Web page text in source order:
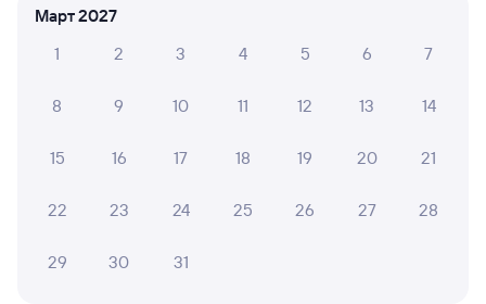
от 1 ⁠091 ⁠₽ 1 ⁠795 ⁠₽
Лоо
07:06 09:12
2 ч 6 м в пути
Март 2027
1
2 3 4 5 6 7
8 9 10 11 12 13 14
15 16 17 18 19 20 21
22 23 24 25 26 27 28
29 30 31